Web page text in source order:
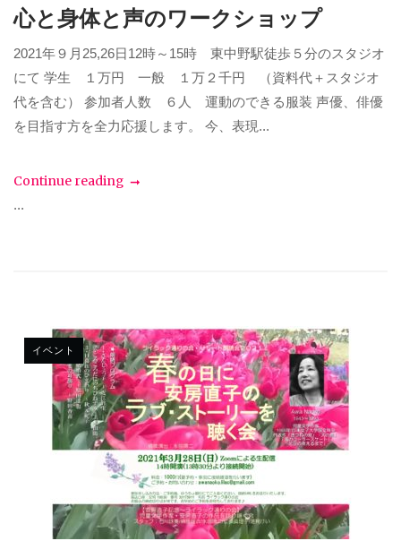
心と身体と声のワークショップ
2021年９月25,26日12時～15時 東中野駅徒歩５分のスタジオ
にて 学生 １万円 一般 １万２千円 （資料代＋スタジオ
代を含む） 参加者人数 ６人 運動のできる服装 声優、俳優
を目指す方を全力応援します。 今、表現...
Continue reading
...
イベント